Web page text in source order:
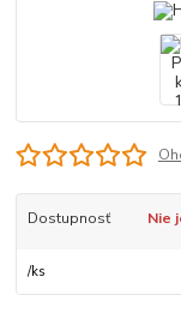
Dostupnosť Nie
/ks